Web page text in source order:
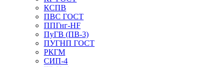
КСПВ
ПВС ГОСТ
ППГнг-HF
ПуГВ (ПВ-3)
ПУГНП ГОСТ
РКГМ
СИП-4